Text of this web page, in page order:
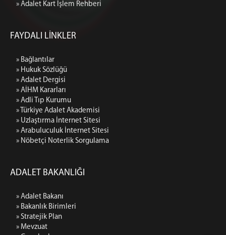
4 İDARE MAHKEMESİ
KİLİS
GAZİANTEP VERGİ MAHKEMESİ (BAĞLI)
MALATYA
1 İDARE MAHKEMESİ
2 İDARE MAHKEMESİ
3 İDARE MAHKEMESİ
VERGİ MAHKEMESİ
3 İDARE MAHKEMESİ
VERGİ MAHKEMESİ
MEDYA İLETİŞİM BÜROSU
» Adalet Kart İşlem Rehberi
FAYDALI LİNKLER
» Bağlantılar
» Hukuk Sözlüğü
» Adalet Dergisi
» AİHM Kararları
» Adli Tıp Kurumu
» Türkiye Adalet Akademisi
» Uzlaştırma İnternet Sitesi
» Arabuluculuk İnternet Sitesi
» Nöbetçi Noterlik Sorgulama
ADALET BAKANLIĞI
» Adalet Bakanı
» Bakanlık Birimleri
» Stratejik Plan
» Mevzuat